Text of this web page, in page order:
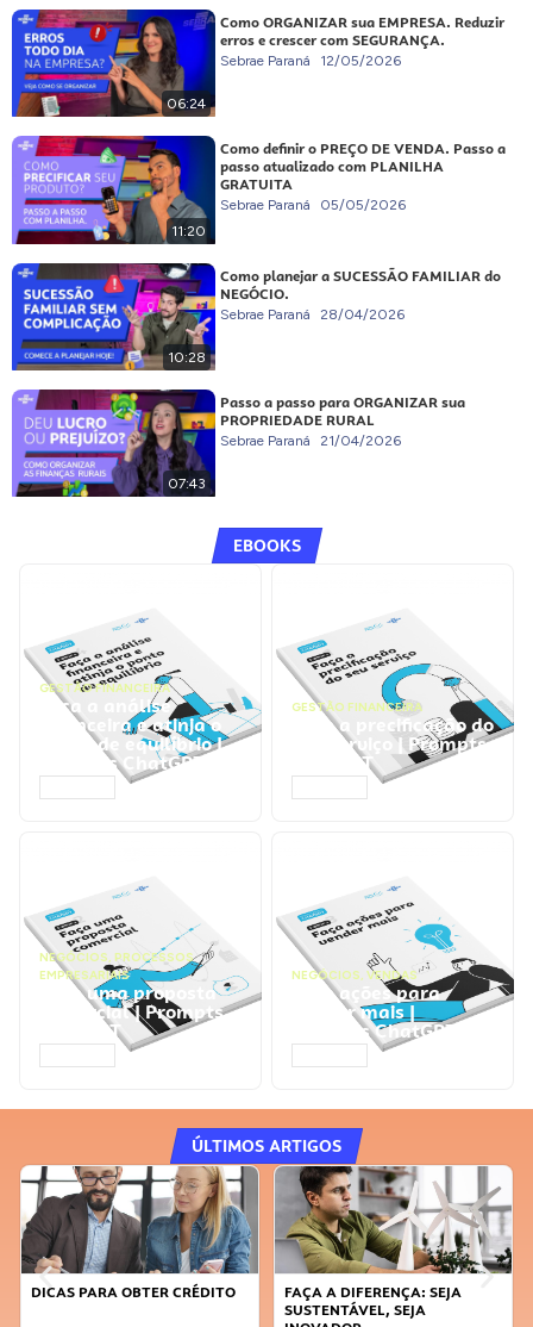
06:24
Como ORGANIZAR sua EMPRESA. Reduzir
erros e crescer com SEGURANÇA.
Sebrae Paraná 12/05/2026
11:20
Como definir o PREÇO DE VENDA. Passo a
passo atualizado com PLANILHA
GRATUITA
Sebrae Paraná 05/05/2026
10:28
Como planejar a SUCESSÃO FAMILIAR do
NEGÓCIO.
Sebrae Paraná 28/04/2026
07:43
Passo a passo para ORGANIZAR sua
PROPRIEDADE RURAL
Sebrae Paraná 21/04/2026
EBOOKS
GESTÃO FINANCEIRA
Faça a análise
financeira e atinja o
ponto de equilíbrio |
Prompts ChatGPT
GESTÃO FINANCEIRA
Faça a precificação do
seu serviço | Prompts
ChatGPT
NEGÓCIOS, PROCESSOS
EMPRESARIAIS
Faça uma proposta
comercial | Prompts
ChatGPT
NEGÓCIOS, VENDAS
Faça ações para
vender mais |
Prompts ChatGPT
ÚLTIMOS ARTIGOS
DICAS PARA OBTER CRÉDITO
FAÇA A DIFERENÇA: SEJA
SUSTENTÁVEL, SEJA